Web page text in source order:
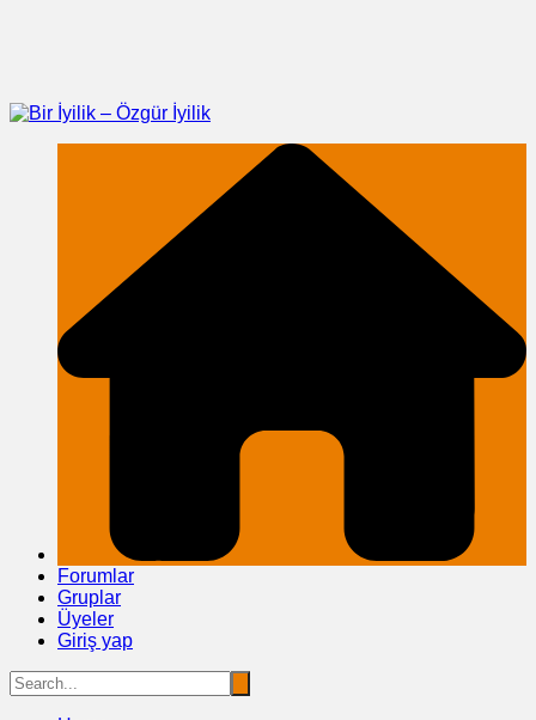
Forumlar
Gruplar
Üyeler
Giriş yap